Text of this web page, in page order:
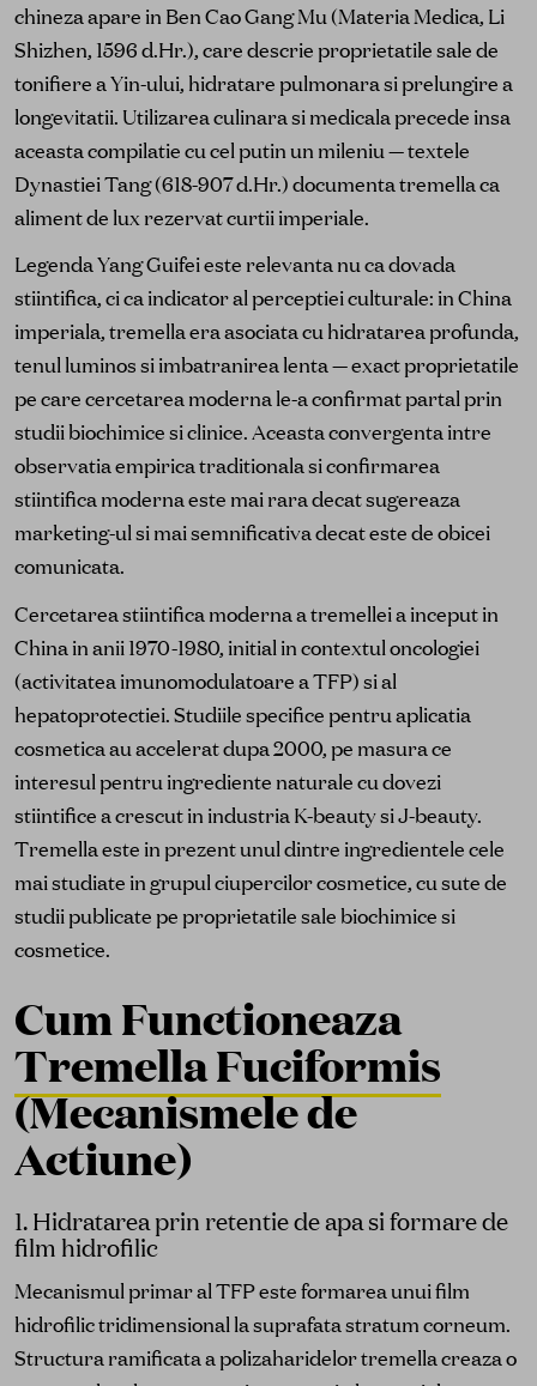
chineza apare in Ben Cao Gang Mu (Materia Medica, Li
Shizhen, 1596 d.Hr.), care descrie proprietatile sale de
tonifiere a Yin-ului, hidratare pulmonara si prelungire a
longevitatii. Utilizarea culinara si medicala precede insa
aceasta compilatie cu cel putin un mileniu — textele
Dynastiei Tang (618-907 d.Hr.) documenta tremella ca
aliment de lux rezervat curtii imperiale.
Legenda Yang Guifei este relevanta nu ca dovada
stiintifica, ci ca indicator al perceptiei culturale: in China
imperiala, tremella era asociata cu hidratarea profunda,
tenul luminos si imbatranirea lenta — exact proprietatile
pe care cercetarea moderna le-a confirmat partal prin
studii biochimice si clinice. Aceasta convergenta intre
observatia empirica traditionala si confirmarea
stiintifica moderna este mai rara decat sugereaza
marketing-ul si mai semnificativa decat este de obicei
comunicata.
Cercetarea stiintifica moderna a tremellei a inceput in
China in anii 1970-1980, initial in contextul oncologiei
(activitatea imunomodulatoare a TFP) si al
hepatoprotectiei. Studiile specifice pentru aplicatia
cosmetica au accelerat dupa 2000, pe masura ce
interesul pentru ingrediente naturale cu dovezi
stiintifice a crescut in industria K-beauty si J-beauty.
Tremella este in prezent unul dintre ingredientele cele
mai studiate in grupul ciupercilor cosmetice, cu sute de
studii publicate pe proprietatile sale biochimice si
cosmetice.
Cum Functioneaza
Tremella Fuciformis
(Mecanismele de
Actiune)
1. Hidratarea prin retentie de apa si formare de
film hidrofilic
Mecanismul primar al TFP este formarea unui film
hidrofilic tridimensional la suprafata stratum corneum.
Structura ramificata a polizaharidelor tremella creaza o